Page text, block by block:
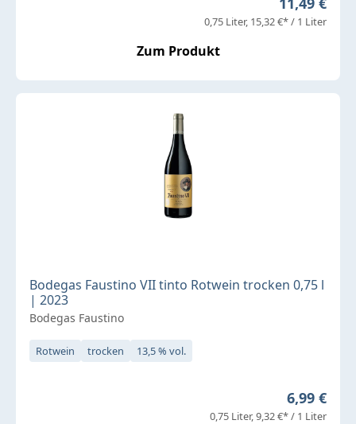
0,75 Liter 15,32 €* / 1 Liter
Zum Produkt
Bodegas Faustino VII tinto Rotwein trocken 0,75 l
| 2023
Bodegas Faustino
Rotwein trocken 13,5 % vol.
Regulärer
6,99 €
0,75 Liter 9,32 €* / 1 Liter